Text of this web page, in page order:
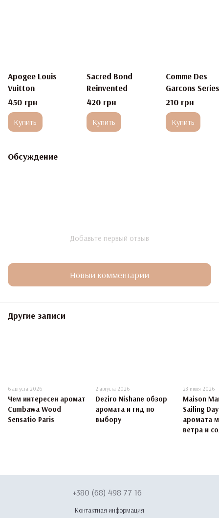
Apogee Louis
Vuitton
450 грн
Купить
Sacred Bond
Reinvented
420 грн
Купить
Comme Des
Garcons
Cologne :
Comme des
Garcons
210 грн
Купить
Обсуждение
Добавьте первый отзыв
Новый комментарий
Другие записи
6 августа 2026
Чем интересен аромат
Cumbawa Wood
Sensatio Paris
2 августа 2026
Deziro Nishane обзор
аромата и гид по
выбору
28 июля 2026
Maison
Sailing
аромата
ветра и
+380 (68) 498 77 16
Контактная информация